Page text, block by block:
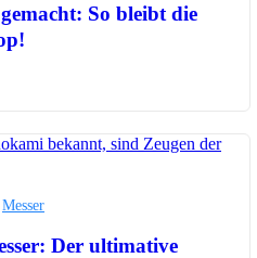
So bleibt die
Messer
Der ultimative